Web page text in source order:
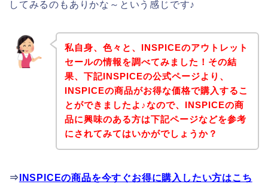
してみるのもありかな～という感じです♪
私自身、色々と、INSPICEのアウトレット
セールの情報を調べてみました！その結
果、下記INSPICEの公式ページより、
INSPICEの商品がお得な価格で購入するこ
とができましたよ♪なので、INSPICEの商
品に興味のある方は下記ページなどを参考
にされてみてはいかがでしょうか？
⇒ INSPICEの商品を今すぐお得に購入したい方はこち